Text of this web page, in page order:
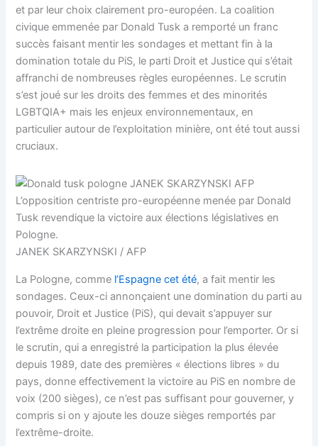
et par leur choix clairement pro-européen. La coalition
civique emmenée par Donald Tusk a remporté un franc
succès faisant mentir les sondages et mettant fin à la
domination totale du PiS, le parti Droit et Justice qui s’était
affranchi de nombreuses règles européennes. Le scrutin
s’est joué sur les droits des femmes et des minorités
LGBTQIA+ mais les enjeux environnementaux, en
particulier autour de l’exploitation minière, ont été tout aussi
cruciaux.
L’opposition centriste pro-européenne menée par Donald
Tusk revendique la victoire aux élections législatives en
Pologne.
JANEK SKARZYNSKI / AFP
La Pologne, comme l’Espagne cet été, a fait mentir les
sondages. Ceux-ci annonçaient une domination du parti au
pouvoir, Droit et Justice (PiS), qui devait s’appuyer sur
l’extrême droite en pleine progression pour l’emporter. Or si
le scrutin, qui a enregistré la participation la plus élevée
depuis 1989, date des premières « élections libres » du
pays, donne effectivement la victoire au PiS en nombre de
voix (200 sièges), ce n’est pas suffisant pour gouverner, y
compris si on y ajoute les douze sièges remportés par
l’extrême-droite.